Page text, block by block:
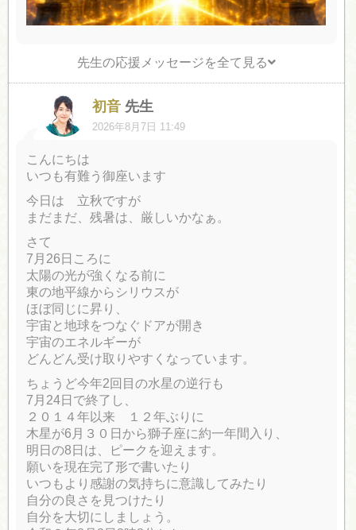
先生の応援メッセージを全て見る
初音 先生
2026年8月7日 11:49
こんにちは
いつも有難う御座います
今日は 立秋ですが
まだまだ、残暑は、厳しいかなぁ。
さて
7月26日ころに
太陽の光が強くなる前に
東の地平線からシリウスが
ほぼ同じに昇り、
宇宙と地球をつなぐドアが開き
宇宙のエネルギーが
どんどん受け取りやすくなっています。
ちょうど今年2回目の水星の逆行も
7月24日で終了し、
２０１４年以来 １２年ぶりに
木星が6月３０日から獅子座に約一年間入り、
明日の8日は、ピークを迎えます。
願いを現在完了形で書いたり
いつもより感謝の気持ちに意識してみたり
自分の良さを見つけたり
自分を大切にしましょう。